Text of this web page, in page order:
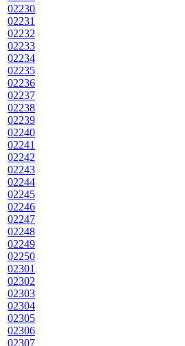
02230
02231
02232
02233
02234
02235
02236
02237
02238
02239
02240
02241
02242
02243
02244
02245
02246
02247
02248
02249
02250
02301
02302
02303
02304
02305
02306
02307